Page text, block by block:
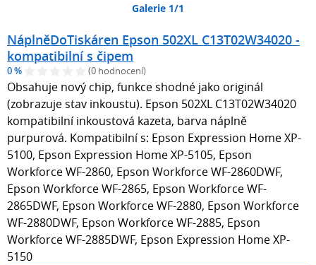
Galerie 1/1
NáplněDoTiskáren Epson 502XL C13T02W34020 -
kompatibilní s čipem
0 % (0 hodnocení)
Obsahuje nový chip, funkce shodné jako originál
(zobrazuje stav inkoustu). Epson 502XL C13T02W34020
kompatibilní inkoustová kazeta, barva náplně
purpurová. Kompatibilní s: Epson Expression Home XP-
5100, Epson Expression Home XP-5105, Epson
Workforce WF-2860, Epson Workforce WF-2860DWF,
Epson Workforce WF-2865, Epson Workforce WF-
2865DWF, Epson Workforce WF-2880, Epson Workforce
WF-2880DWF, Epson Workforce WF-2885, Epson
Workforce WF-2885DWF, Epson Expression Home XP-
5150